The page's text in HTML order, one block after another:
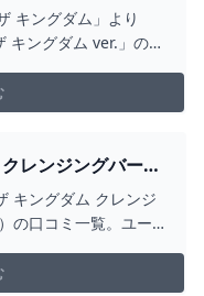
キングダム」より
キングダム ver.」の写
レンジングバーム
報はアットコスメ
キングダム クレンジ
の口コミ一覧。ユー
容・化粧品のクチコ